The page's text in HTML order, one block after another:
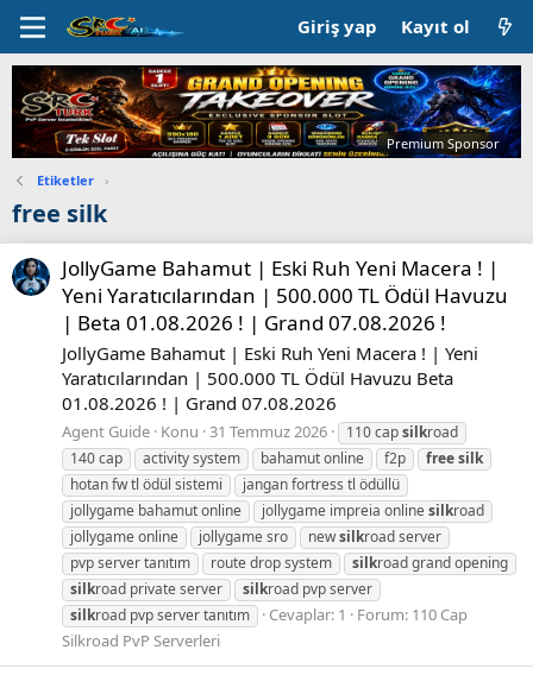
Giriş yap Kayıt ol
Premium Sponsor
Etiketler ›
free silk
JollyGame Bahamut | Eski Ruh Yeni Macera ! |
Yeni Yaratıcılarından | 500.000 TL Ödül Havuzu
| Beta 01.08.2026 ! | Grand 07.08.2026 !
JollyGame Bahamut | Eski Ruh Yeni Macera ! | Yeni
Yaratıcılarından | 500.000 TL Ödül Havuzu Beta
01.08.2026 ! | Grand 07.08.2026
Agent Guide Konu 31 Temmuz 2026 110 capsilkroad
140 cap
activity system bahamut online f2p freesilk
hotan fw tl ödül sistemi
jangan fortress tl ödüllü
jollygame bahamut online
jollygame impreia onlinesilkroad
jollygame online
jollygame sro newsilkroad server
pvp server tanıtım
route drop system silkroad grand opening
silkroad private server silkroad pvp server
silkroad pvp server tanıtım Cevaplar: 1 Forum: 110 Cap
Silkroad PvP Serverleri